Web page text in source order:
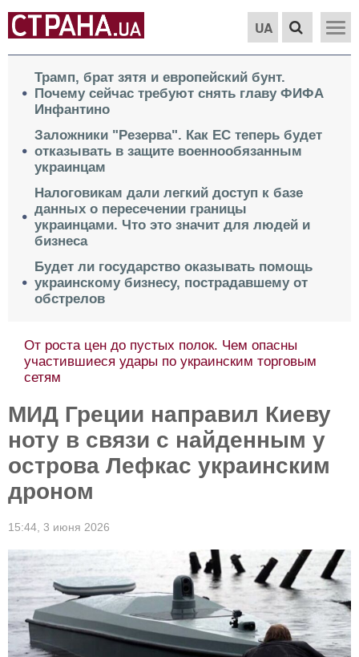
UA
Трамп, брат зятя и европейский бунт.
Почему сейчас требуют снять главу ФИФА
Инфантино
Заложники "Резерва". Как ЕС теперь будет
отказывать в защите военнообязанным
украинцам
Налоговикам дали легкий доступ к базе
данных о пересечении границы
украинцами. Что это значит для людей и
бизнеса
Будет ли государство оказывать помощь
украинскому бизнесу, пострадавшему от
обстрелов
От роста цен до пустых полок. Чем опасны
участившиеся удары по украинским торговым
сетям
МИД Греции направил Киеву
ноту в связи с найденным у
острова Лефкас украинским
дроном
15:44, 3 июня 2026